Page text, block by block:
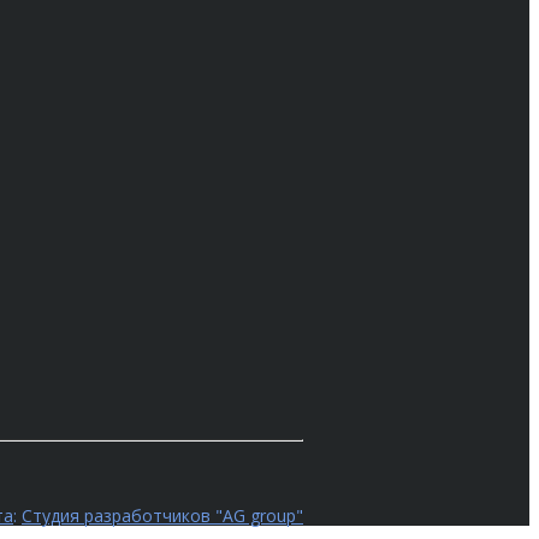
: Студия разработчиков "AG group"